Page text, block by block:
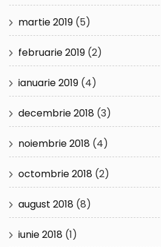
martie 2019 (5)
februarie 2019 (2)
ianuarie 2019 (4)
decembrie 2018 (3)
noiembrie 2018 (4)
octombrie 2018 (2)
august 2018 (8)
iunie 2018 (1)